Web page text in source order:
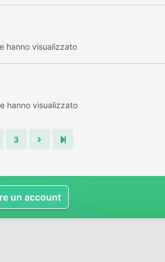
hanno visualizzato
hanno visualizzato
3
un account